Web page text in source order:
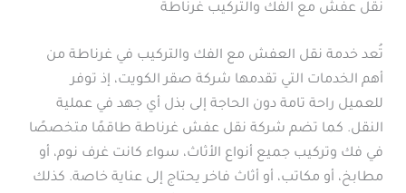
نقل عفش مع الفك والتركيب غرناطة
تُعد خدمة نقل العفش مع الفك والتركيب في غرناطة من
أهم الخدمات التي تقدمها شركة صقر الكويت، إذ توفر
للعميل راحة تامة دون الحاجة إلى بذل أي جهد في عملية
النقل. كما تضم شركة نقل عفش غرناطة طاقمًا متخصصًا
في فك وتركيب جميع أنواع الأثاث، سواء كانت غرف نوم، أو
مطابخ، أو مكاتب، أو أثاث فاخر يحتاج إلى عناية خاصة. كذلك